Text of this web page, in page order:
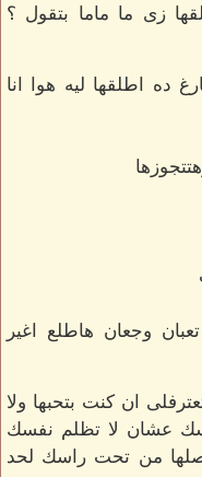
زى ما ماما بتقول ؟
ده اطلقها ليه هوا انا
وجعان هاطلع اغير
ان كنت بتحبها ولا
عشان لا تظلم نفسك
من تحت راسك لحد